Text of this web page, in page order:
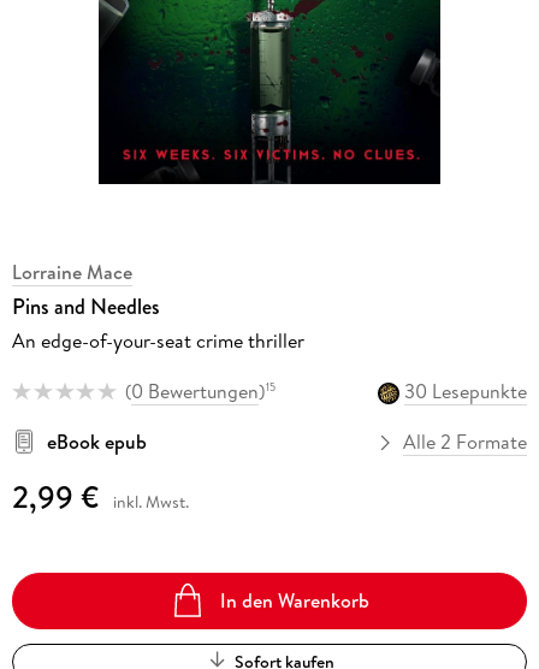
Lorraine Mace
Pins and Needles
An edge-of-your-seat crime thriller
(0 Bewertungen)15
30 Lesepunkte
eBook epub
Alle 2 Formate
2,99 € inkl. Mwst.
In den Warenkorb
Sofort kaufen